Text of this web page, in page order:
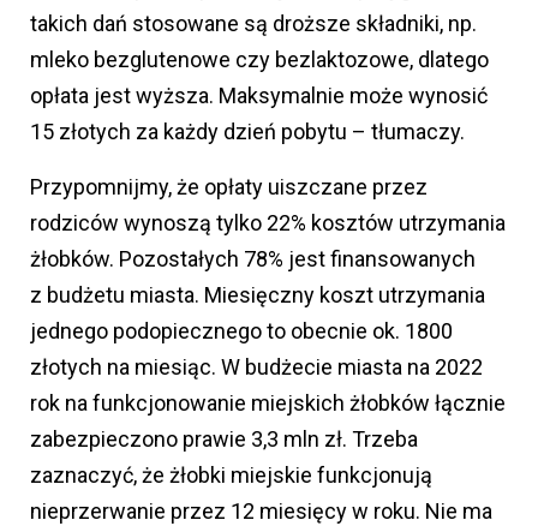
takich dań stosowane są droższe składniki, np.
mleko bezglutenowe czy bezlaktozowe, dlatego
opłata jest wyższa. Maksymalnie może wynosić
15 złotych za każdy dzień pobytu – tłumaczy.
Przypomnijmy, że opłaty uiszczane przez
rodziców wynoszą tylko 22% kosztów utrzymania
żłobków. Pozostałych 78% jest finansowanych
z budżetu miasta. Miesięczny koszt utrzymania
jednego podopiecznego to obecnie ok. 1800
złotych na miesiąc. W budżecie miasta na 2022
rok na funkcjonowanie miejskich żłobków łącznie
zabezpieczono prawie 3,3 mln zł. Trzeba
zaznaczyć, że żłobki miejskie funkcjonują
nieprzerwanie przez 12 miesięcy w roku. Nie ma